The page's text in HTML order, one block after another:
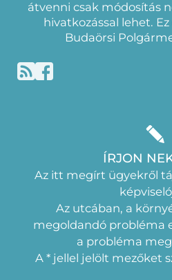
átvenni csak módosítás
hivatkozással lehet.
Budaörsi
ÍRJON
Az itt megírt ügyekről
Az utcában, a
megoldandó probléma
a probléma
A * jellel jelölt mezőket